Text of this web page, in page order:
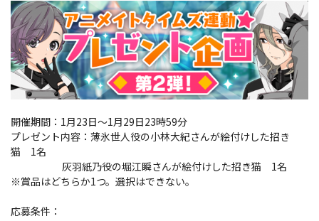
開催期間：1月23日～1月29日23時59分
プレゼント内容：薄氷世人役の小林大紀さんが絵付けした招き
猫 1名
灰羽紙乃役の堀江瞬さんが絵付けした招き猫 1名
※賞品はどちらか1つ。選択はできない。
応募条件：